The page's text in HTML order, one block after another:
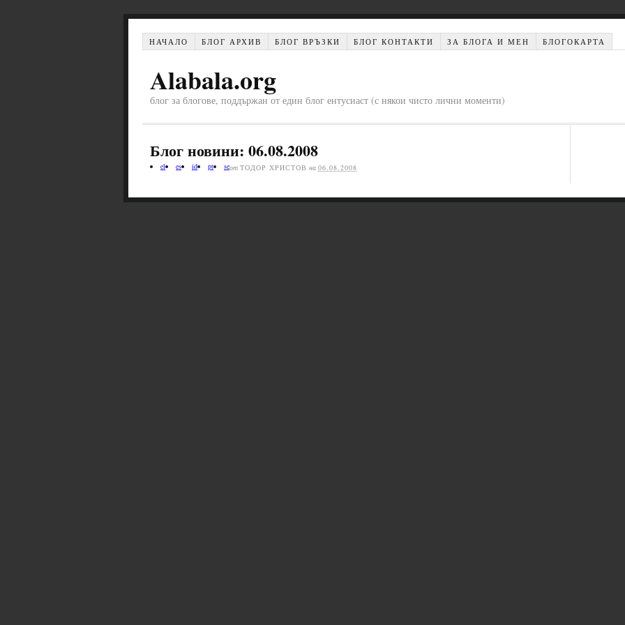
НАЧАЛО БЛОГ АРХИВ БЛОГ ВРЪЗКИ БЛОГ КОНТАКТИ ЗА БЛОГА И МЕН БЛОГОКАРТА
Alabala.org
блог за блогове, поддържан от един блог ентусиаст (с някои чисто лични моменти)
Блог новини: 06.08.2008
el es id pt seот ТОДОР ХРИСТОВ на 06.08.2008